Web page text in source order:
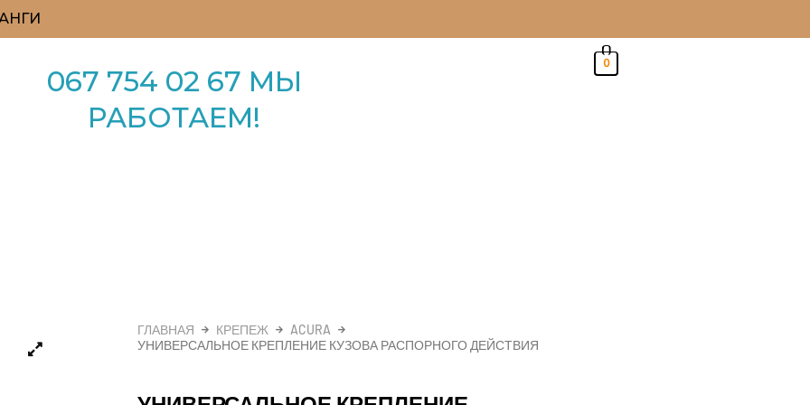
067 754 02 67 МЫ
РАБОТАЕМ!
0
ГЛАВНАЯ КРЕПЕЖ
ACURA
УНИВЕРСАЛЬНОЕ КРЕПЛЕНИЕ КУЗОВА РАСПОРНОГО ДЕЙСТВИЯ